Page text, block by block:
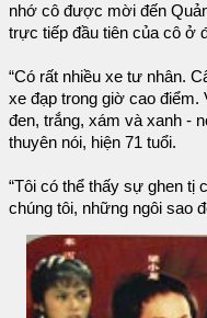
nhớ cô được mời đến
trực tiếp đầu tiên của cô ở
“Có rất nhiều xe tư nhân.
xe đạp trong giờ cao
đen, trắng, xám và xanh -
thuyên nói, hiện 71 tuổi.
“Tôi có thể thấy sự ghen tị
chúng tôi, những ngôi sao